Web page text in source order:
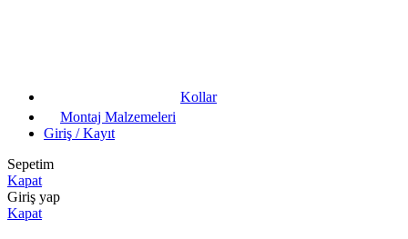
Kollar
Montaj Malzemeleri
Giriş / Kayıt
Sepetim
Kapat
Giriş yap
Kapat